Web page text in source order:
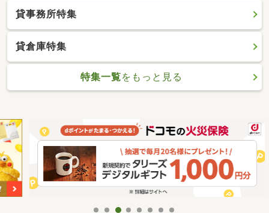
貸事務所特集
貸倉庫特集
特集一覧をもっと見る